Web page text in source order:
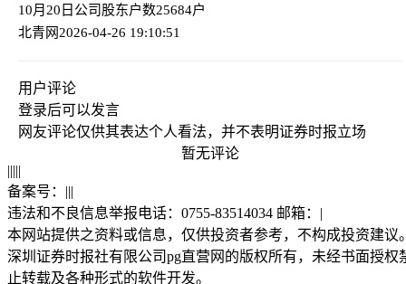
10月20日公司股东户数25684户
北青网2026-04-26 19:10:51
用户评论
登录后可以发言
网友评论仅供其表达个人看法，并不表明证券时报立场
暂无评论
|||||
备案号： |||
违法和不良信息举报电话：0755-83514034 邮箱： |
本网站提供之资料或信息，仅供投资者参考，不构成投资建议
深圳证券时报社有限公司pg直营网的版权所有，未经书面授权
止转载及各种形式的软件开发。